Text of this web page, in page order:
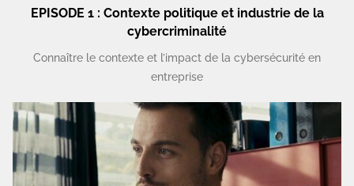
EPISODE 1 : Contexte politique et industrie de la
cybercriminalité
Connaître le contexte et l’impact de la cybersécurité en
entreprise